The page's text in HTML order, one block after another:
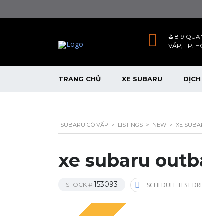
⛳️ 819
VẤP, TP.
TRANG CHỦ XE SUBARU
SUBARU GÒ VẤP > LISTINGS > NEW > XE
xe subaru
STOCK # 153093 SCHEDULE TEST